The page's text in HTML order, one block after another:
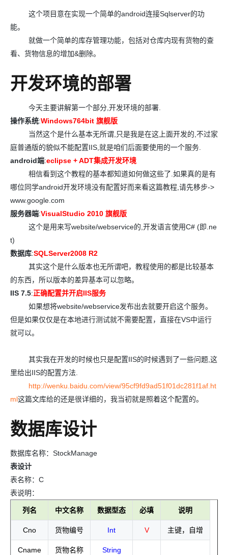
这个项目意在实现一个简单的android连接Sqlserver的功
能。
就做一个简单的库存管理功能，包括对仓库内现有货物的查
看、货物信息的增加&删除。
开发环境的部署
今天主要讲解第一个部分,开发环境的部署.
操作系统:Windows764bit 旗舰版
当然这个是什么基本无所谓,只是我是在这上面开发的,不过家
庭普通版的貌似不能配置IIS,就是咱们后面要使用的一个服务.
android端:eclipse + ADT集成开发环境
相信看到这个教程的基本都知道如何做这些了.如果真的是有
哪位同学android开发环境没有配置好而来看这篇教程,请先移步->
www.google.com
服务器端:VisualStudio 2010 旗舰版
这个是用来写website/webservice的,开发语言使用C# (即.ne
t)
数据库:SQLServer2008 R2
其实这个是什么版本也无所谓吧，教程使用的都是比较基本
的东西，所以版本的差异基本可以忽略。
IIS 7.5:正确配置并开启IIS服务
如果想将website/webservice发布出去就要开启这个服务。
但是如果仅仅是在本地进行测试就不需要配置，直接在VS中运行
就可以。
其实我在开发的时候也只是配置IIS的时候遇到了一些问题,这
里给出IIS的配置方法.
http://wenku.baidu.com/view/95cf9fd9ad51f01dc281f1af.ht
ml这篇文库给的还是很详细的，我当初就是照着这个配置的。
数据库设计
数据库名称：StockManage
表设计
表名称：C
表说明：
列名 中文名称 数据型态 必填 说明
Cno 货物编号 Int V 主键，自增
Cname 货物名称 String